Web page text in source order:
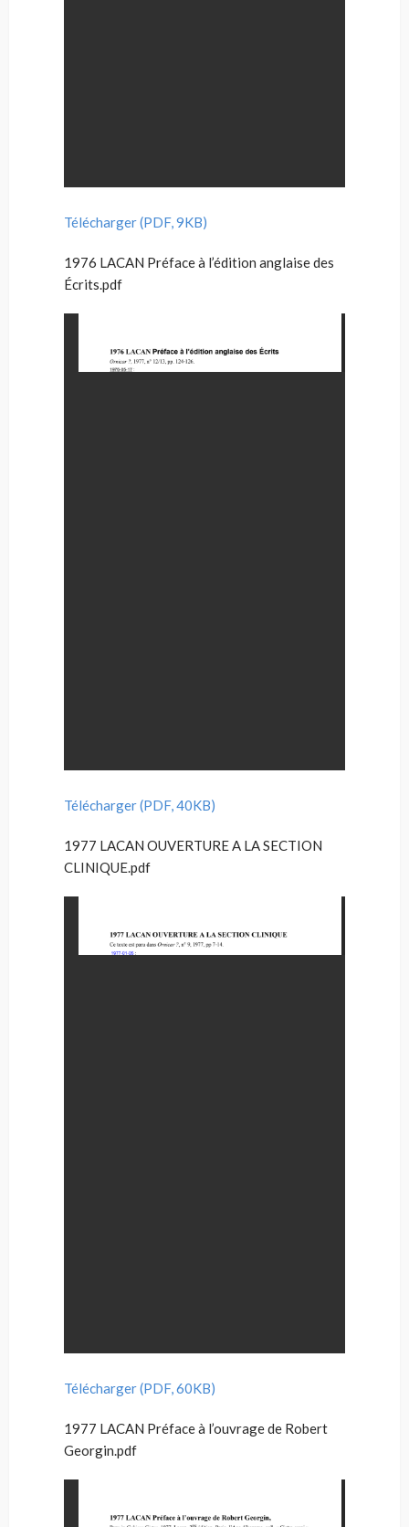
Télécharger (PDF, 9KB)
1976 LACAN Préface à l’édition anglaise des
Écrits.pdf
Télécharger (PDF, 40KB)
1977 LACAN OUVERTURE A LA SECTION
CLINIQUE.pdf
Télécharger (PDF, 60KB)
1977 LACAN Préface à l’ouvrage de Robert
Georgin.pdf